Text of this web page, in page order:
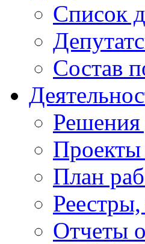
Список
Состав
План
Отчеты